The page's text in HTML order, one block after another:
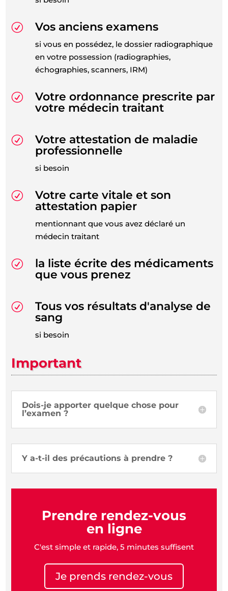
R Vos anciens examens
si vous en possédez, le dossier radiographique
en votre possession (radiographies,
échographies, scanners, IRM)
R
Votre ordonnance prescrite par
votre médecin traitant
R
Votre attestation de maladie
professionnelle
si besoin
R
Votre carte vitale et son
attestation papier
mentionnant que vous avez déclaré un
médecin traitant
R
la liste écrite des médicaments
que vous prenez
R
Tous vos résultats d'analyse de
sang
si besoin
Important
Dois-je apporter quelque chose pour
l’examen ?
Y a-t-il des précautions à prendre ?
Prendre rendez-vous
en ligne
C'est simple et rapide, 5 minutes suffisent
Je prends rendez-vous